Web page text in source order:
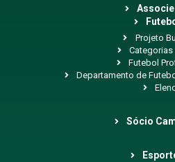
Projeto
Categorias
Futebol
Departamento de
Sócio